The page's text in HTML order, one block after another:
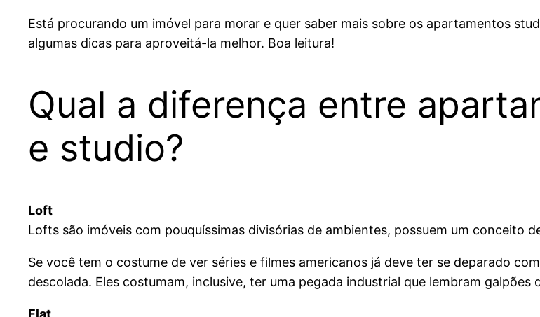
Está procurando um imóvel para morar e quer saber mais sobre os apartamentos
algumas dicas para aproveitá-la melhor. Boa leitura!
Qual a diferença entre
e studio?
Loft
Lofts são imóveis com pouquíssimas divisórias de ambientes, possuem um conceito
Se você tem o costume de ver séries e filmes americanos já deve ter se deparado
descolada. Eles costumam, inclusive, ter uma pegada industrial que lembram galpões
Flat